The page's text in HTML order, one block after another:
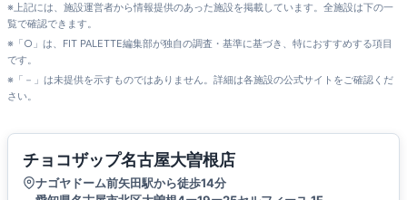
※上記には、施設運営者から情報提供のあった施設を掲載しています。全施設は下の一
覧で確認できます。
※「○」は、FIT PALETTE編集部が独自の調査・基準に基づき、特におすすめする項目
です。
※「－」は未提供を示すものではありません。詳細は各施設の公式サイトをご確認くだ
さい。
チョコザップ名古屋大曽根店
ナゴヤドーム前矢田駅から徒歩14分